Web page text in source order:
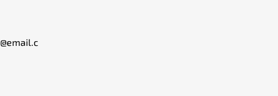
@email.c